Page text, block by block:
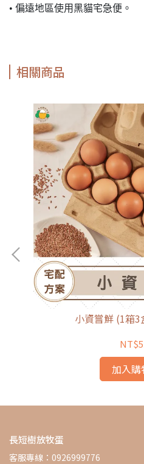
• 偏遠地區使用黑貓宅急便。
相關商品
小資嘗鮮 (1箱
加入購
長短樹放牧蛋
客服專線：0926999776